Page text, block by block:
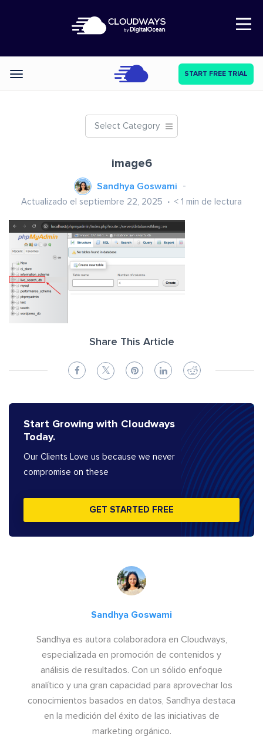
Open Nav
Categories START FREE TRIAL
Select Category
image6
Sandhya Goswami
Actualizado el septiembre 22, 2025 < 1 min de lectura
Share This Article
Start Growing with Cloudways
Today.
Our Clients Love us because we never
compromise on these
GET STARTED FREE
Sandhya Goswami
Sandhya es autora colaboradora en Cloudways,
especializada en promoción de contenidos y
análisis de resultados. Con un sólido enfoque
analítico y una gran capacidad para aprovechar los
conocimientos basados en datos, Sandhya destaca
en la medición del éxito de las iniciativas de
marketing orgánico.